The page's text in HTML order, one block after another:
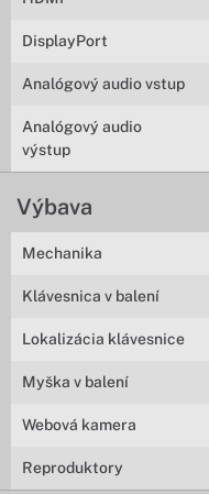
DisplayPort
Analógový audio vstup
Analógový audio
výstup
Výbava
Mechanika
Klávesnica v balení
Lokalizácia klávesnice
Myška v balení
Webová kamera
Reproduktory